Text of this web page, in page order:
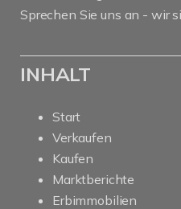
Sprechen Sie uns an - wir
INHALT
Start
Verkaufen
Kaufen
Marktberichte
Erbimmobilien